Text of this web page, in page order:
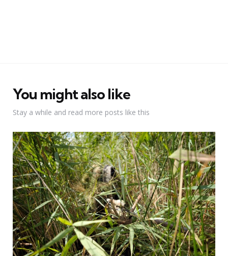
You might also like
Stay a while and read more posts like this